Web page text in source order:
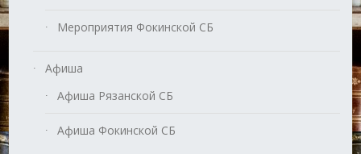
Мероприятия Фокинской СБ
Афиша
Афиша Рязанской СБ
Афиша Фокинской СБ